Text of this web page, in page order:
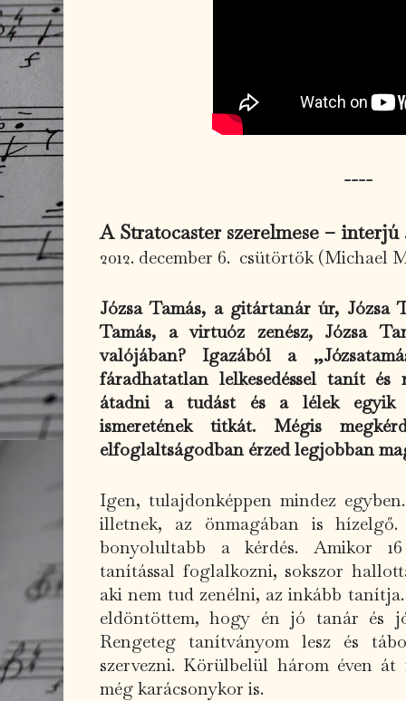
----
A Stratocaster szerelmese – interjú
2012. december 6. csütörtök (Michael
Józsa Tamás, a gitártanár úr, Józsa
Tamás, a virtuóz zenész, Józsa
valójában? Igazából a
fáradhatatlan lelkesedéssel tanít és
átadni a tudást és a lélek egyik
ismeretének titkát. Mégis
elfoglaltságodban érzed legjobban
Igen, tulajdonképpen mindez
illetnek, az önmagában is
bonyolultabb a kérdés. Amikor
tanítással foglalkozni, sokszor
aki nem tud zenélni, az inkább
eldöntöttem, hogy én jó tanár és jó
Rengeteg tanítványom lesz és
szervezni. Körülbelül három éven
még karácsonykor is.